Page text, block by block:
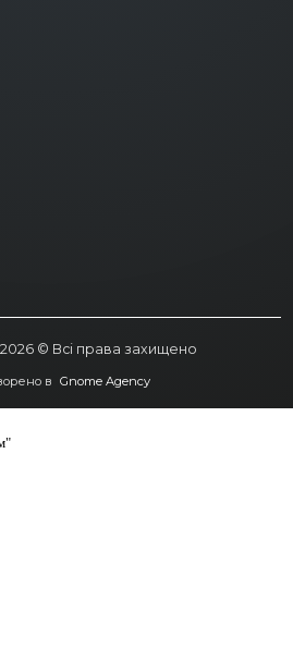
© Всі права захищено
в Gnome Agency